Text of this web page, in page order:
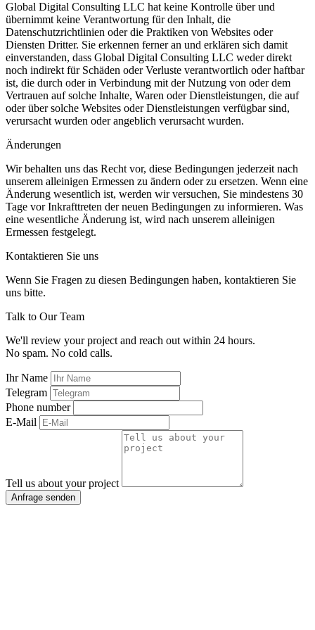
Global Digital Consulting LLC hat keine Kontrolle über und
übernimmt keine Verantwortung für den Inhalt, die
Datenschutzrichtlinien oder die Praktiken von Websites oder
Diensten Dritter. Sie erkennen ferner an und erklären sich damit
einverstanden, dass Global Digital Consulting LLC weder direkt
noch indirekt für Schäden oder Verluste verantwortlich oder haftbar
ist, die durch oder in Verbindung mit der Nutzung von oder dem
Vertrauen auf solche Inhalte, Waren oder Dienstleistungen, die auf
oder über solche Websites oder Dienstleistungen verfügbar sind,
verursacht wurden oder angeblich verursacht wurden.
Änderungen
Wir behalten uns das Recht vor, diese Bedingungen jederzeit nach
unserem alleinigen Ermessen zu ändern oder zu ersetzen. Wenn eine
Änderung wesentlich ist, werden wir versuchen, Sie mindestens 30
Tage vor Inkrafttreten der neuen Bedingungen zu informieren. Was
eine wesentliche Änderung ist, wird nach unserem alleinigen
Ermessen festgelegt.
Kontaktieren Sie uns
Wenn Sie Fragen zu diesen Bedingungen haben, kontaktieren Sie
uns bitte.
Talk to Our Team
We'll review your project and reach out within 24 hours.
No spam. No cold calls.
Ihr Name
Telegram
Phone number
E-Mail
Tell us about your project
Anfrage senden